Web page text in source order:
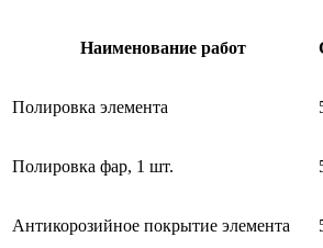
Наименование работ
Полировка элемента
Полировка фар, 1 шт.
Антикорозийное покрытие элемента